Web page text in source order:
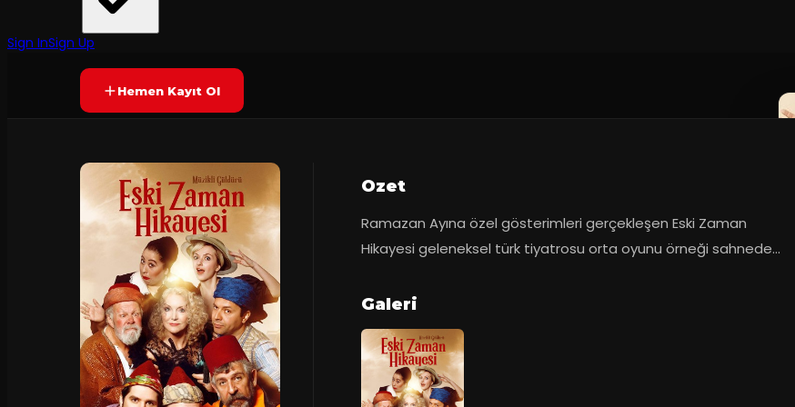
Sign InSign UpYAKINDA Yetersiz oy
Hemen Kayıt Ol
Ozet
Ramazan Ayına özel gösterimleri gerçekleşen Eski Zaman
Hikayesi geleneksel türk tiyatrosu orta oyunu örneği sahnede...
Galeri